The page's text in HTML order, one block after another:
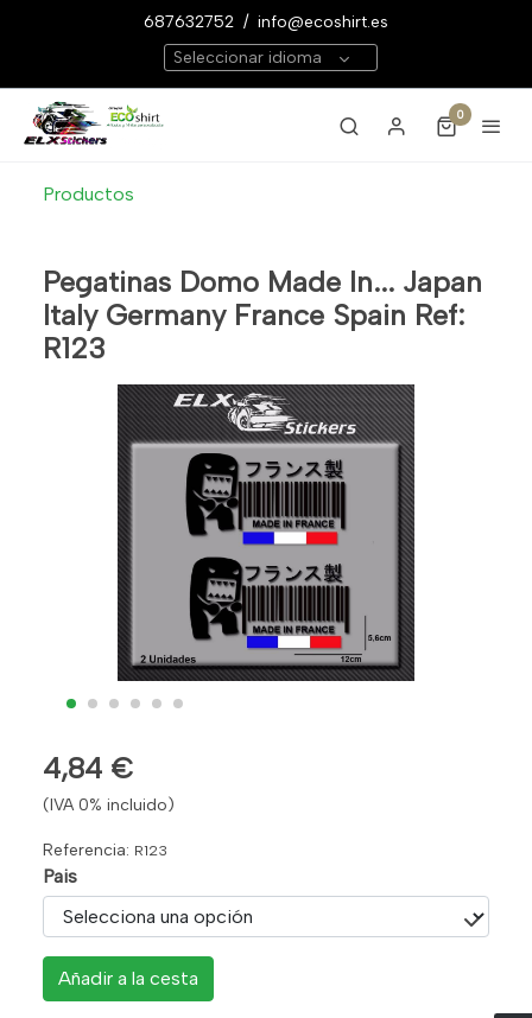
687632752 / info@ecoshirt.es
Seleccionar idioma
0
Productos
Pegatinas Domo Made In... Japan
Italy Germany France Spain Ref:
R123
4,84 €
(IVA 0% incluido)
Referencia: R123
Pais
Añadir a la cesta